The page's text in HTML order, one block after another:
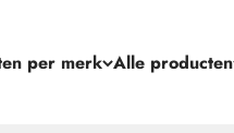
per merk Alle producten